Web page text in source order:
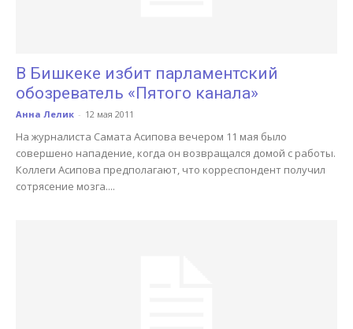
В Бишкеке избит парламентский
обозреватель «Пятого канала»
Анна Лелик - 12 мая 2011
На журналиста Самата Асипова вечером 11 мая было
совершено нападение, когда он возвращался домой с работы.
Коллеги Асипова предполагают, что корреспондент получил
сотрясение мозга....